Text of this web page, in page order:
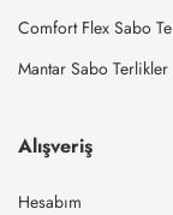
Comfort Flex Sabo
Mantar Sabo Terlikler
Alışveriş
Hesabım